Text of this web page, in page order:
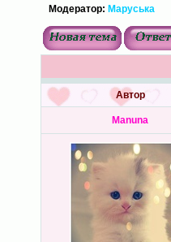
Модератор: Маруська
Автор
Manuna